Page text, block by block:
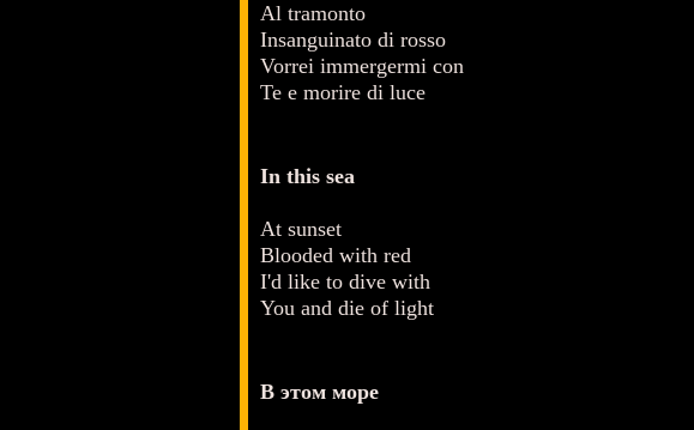
Al tramonto
Insanguinato di rosso
Vorrei immergermi con
Te e morire di luce
In this sea
At sunset
Blooded with red
I'd like to dive with
You and die of light
В этом море